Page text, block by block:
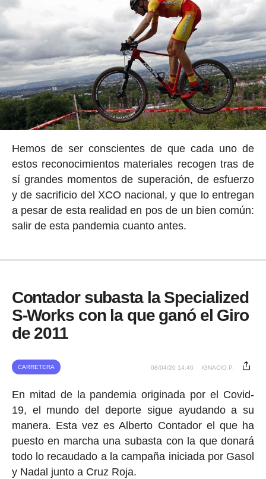
Hemos de ser conscientes de que cada uno de
estos reconocimientos materiales recogen tras de
sí grandes momentos de superación, de esfuerzo
y de sacrificio del XCO nacional, y que lo entregan
a pesar de esta realidad en pos de un bien común:
salir de esta pandemia cuanto antes.
Contador subasta la Specialized
S-Works con la que ganó el Giro
de 2011
CARRETERA 08/04/20 14:46 IGNACIO P.
En mitad de la pandemia originada por el Covid-
19, el mundo del deporte sigue ayudando a su
manera. Esta vez es Alberto Contador el que ha
puesto en marcha una subasta con la que donará
todo lo recaudado a la campaña iniciada por Gasol
y Nadal junto a Cruz Roja.